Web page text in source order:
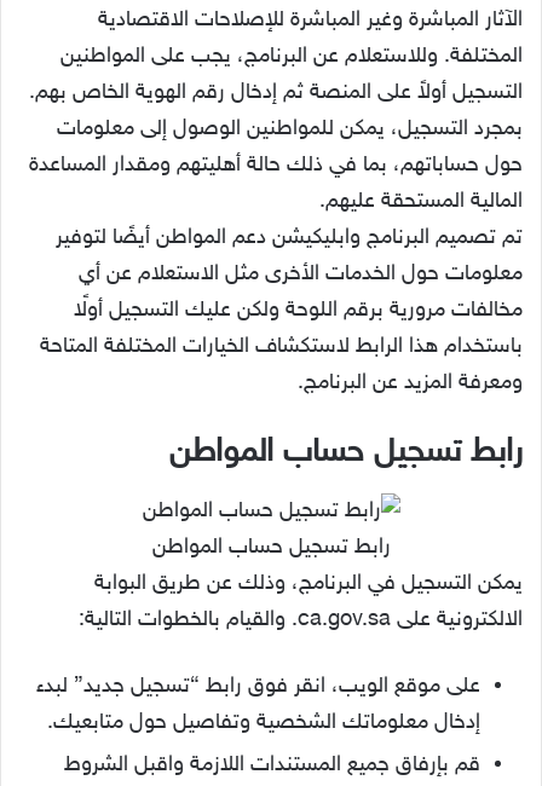
الآثار المباشرة وغير المباشرة للإصلاحات الاقتصادية
المختلفة. وللاستعلام عن البرنامج، يجب على المواطنين
التسجيل أولاً على المنصة ثم إدخال رقم الهوية الخاص بهم.
بمجرد التسجيل، يمكن للمواطنين الوصول إلى معلومات
حول حساباتهم، بما في ذلك حالة أهليتهم ومقدار المساعدة
المالية المستحقة عليهم.
تم تصميم البرنامج وابليكيشن دعم المواطن أيضًا لتوفير
معلومات حول الخدمات الأخرى مثل الاستعلام عن أي
مخالفات مرورية برقم اللوحة ولكن عليك التسجيل أولًا
باستخدام هذا الرابط لاستكشاف الخيارات المختلفة المتاحة
ومعرفة المزيد عن البرنامج.
رابط تسجيل حساب المواطن
رابط تسجيل حساب المواطن
يمكن التسجيل في البرنامج، وذلك عن طريق البوابة
الالكترونية على ca.gov.sa. والقيام بالخطوات التالية:
على موقع الويب، انقر فوق رابط “تسجيل جديد” لبدء
إدخال معلوماتك الشخصية وتفاصيل حول متابعيك.
قم بإرفاق جميع المستندات اللازمة واقبل الشروط